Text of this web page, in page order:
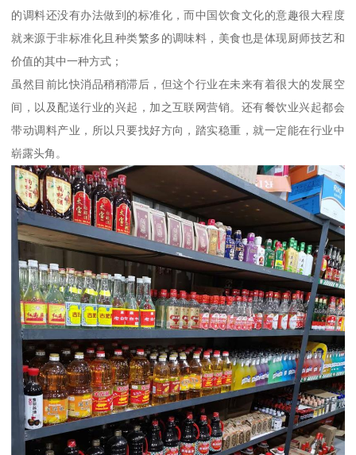
的调料还没有办法做到的标准化，而中国饮食文化的意趣很大程度
就来源于非标准化且种类繁多的调味料，美食也是体现厨师技艺和
价值的其中一种方式；
虽然目前比快消品稍稍滞后，但这个行业在未来有着很大的发展空
间，以及配送行业的兴起，加之互联网营销。还有餐饮业兴起都会
带动调料产业，所以只要找好方向，踏实稳重，就一定能在行业中
崭露头角。